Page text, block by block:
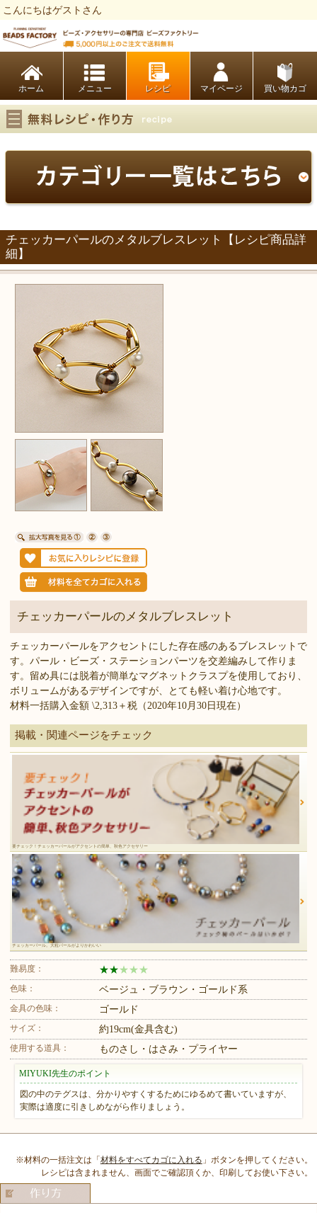
こんにちはゲストさん
ホーム レシピ マイページ 買い物カゴ
チェッカーパールのメタルブレスレット【レシピ商品詳
細】
チェッカーパールのメタルブレスレット
チェッカーパールをアクセントにした存在感のあるブレスレットで
す。パール・ビーズ・ステーションパーツを交差編みして作りま
す。留め具には脱着が簡単なマグネットクラスプを使用しており、
ボリュームがあるデザインですが、とても軽い着け心地です。
材料一括購入金額 \2,313＋税（2020年10月30日現在）
掲載・関連ページをチェック
要チェック！チェッカーパールがアクセントの簡単、秋色アクセサリー
チェッカーパール。大粒パールがよりかわいい
難易度： ★★ ★ ★ ★
色味： ベージュ・ブラウン・ゴールド系
金具の色味： ゴールド
サイズ： 約19cm(金具含む)
使用する道具： ものさし・はさみ・プライヤー
MIYUKI先生のポイント
図の中のテグスは、分かりやすくするためにゆるめて書いていますが、
実際は適度に引きしめながら作りましょう。
※材料の一括注文は「材料をすべてカゴに入れる 」ボタンを押してください。
レシピは含まれません、画面でご確認頂くか、印刷してお使い下さい。